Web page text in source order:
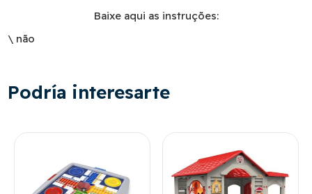
Baixe aqui as instruções:
\ não
Podría interesarte